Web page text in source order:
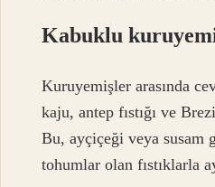
Kabuklu
Kuruyemişler arasında
kaju, antep fıstığı ve
Bu, ayçiçeği veya susam
tohumlar olan fıstıklarla